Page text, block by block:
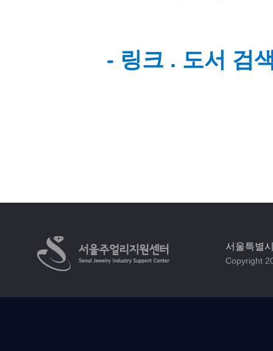
- 링크 . 도서 검
서울특별
Copyright